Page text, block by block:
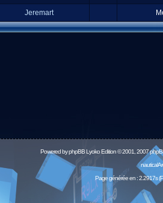
Jeremart
Powered byphpBBLyoko Edition © 2001, 2007
Page générée en : 2.2917s